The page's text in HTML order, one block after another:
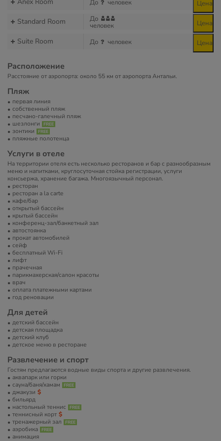
До человек Цена
Standard Room До
человек Цена
Suite Room До человек Цена
Расположение
Расстояние от аэропорта: около 55 км от аэропорта Антальи.
Пляж
первая линия
собственный пляж
песчано-галечный пляж
шезлонги
зонтики
пляжные полотенца
Услуги в отеле
На территории отеля есть несколько ресторанов и бар с разнообразным
меню и напитками, круглосуточная стойка регистрации, услуги
консьержа, хранение багажа. Многоязычный персонал.
ресторан
ресторан a la carte
кафе/бар
открытый бассейн
крытый бассейн
конференц-зал/банкетный зал
автостоянка
прокат автомобилей
сейф
бесплатный Wi-Fi
лифт
прачечная
парикмахерская/салон красоты
врач
оплата платежными картами
год реновации
Для детей
детский бассейн
детская площадка
детский клуб
детское меню в ресторане
Развлечение и спорт
Гостям предлагаются водные виды спорта и другие развлечения.
аквапарк или горки
сауна/баня/хамам
джакузи
бильярд
настольный теннис
теннисный корт
тренажерный зал
аэробика
анимация